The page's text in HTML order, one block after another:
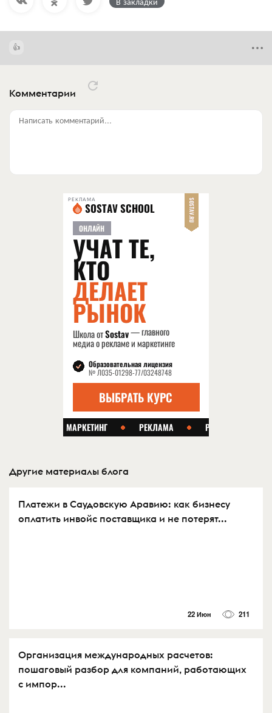
Комментарии
Написать комментарий...
РЕКЛАМА
Другие материалы блога
Платежи в Саудовскую Аравию: как бизнесу
оплатить инвойс поставщика и не потерят...
22 Июн 211
Организация международных расчетов:
пошаговый разбор для компаний, работающих
с импор...